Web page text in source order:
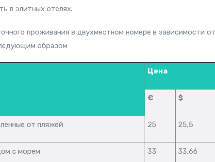
в элитных отелях.
проживания в двухместном номере в зависимости
образом:
Цена
€ $
от пляжей 25 25,5
с морем 33 33,66